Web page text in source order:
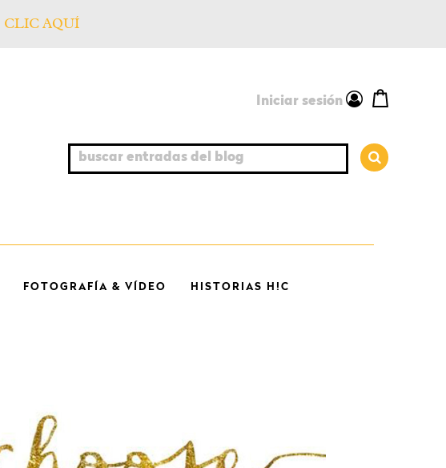
CLIC AQUÍ
Iniciar sesión
buscar entradas del blog
FOTOGRAFÍA & VÍDEO HISTORIAS H!C